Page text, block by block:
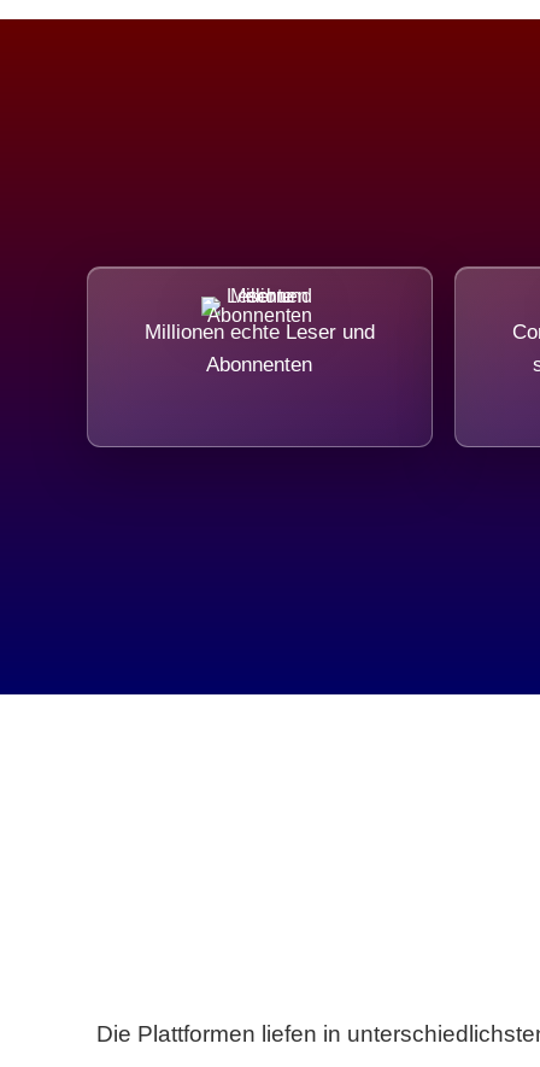
Millionen echte Leser und
Abonnenten
Die Plattformen liefen in